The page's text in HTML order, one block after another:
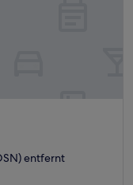
entfernt